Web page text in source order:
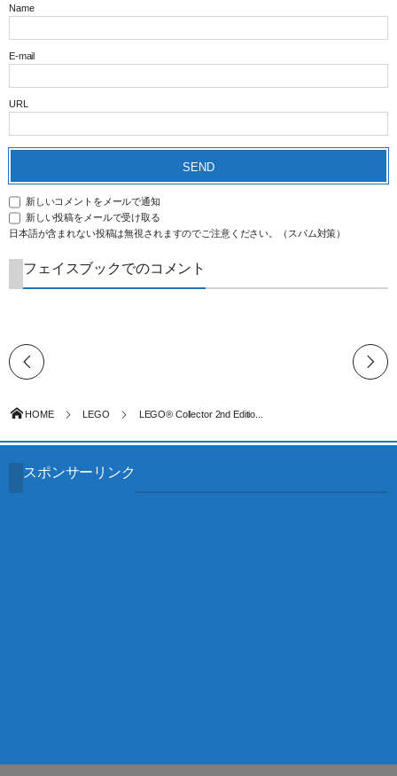
Name
E-mail
URL
新しいコメントをメールで通知
新しい投稿をメールで受け取る
日本語が含まれない投稿は無視されますのでご注意ください。（スパム対策）
フェイスブックでのコメント
HOME LEGO LEGO® Collector 2nd Editio...
スポンサーリンク